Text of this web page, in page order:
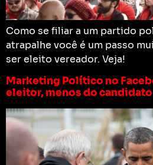
Como se filiar a um partido
atrapalhe você é um passo
ser eleito vereador. Veja!
Marketing Político no
eleitor, menos do candidato